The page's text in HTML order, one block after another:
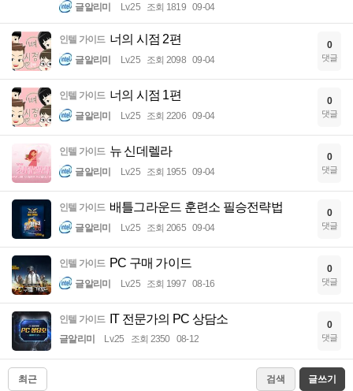
글알리미 Lv.25 조회 1819 09-04
인텔 가이드 너의 시점 2편
글알리미 Lv.25 조회 2098 09-04
0
댓글
인텔 가이드 너의 시점 1편
글알리미 Lv.25 조회 2206 09-04
0
댓글
인텔 가이드 뉴 신데렐라
글알리미 Lv.25 조회 1955 09-04
0
댓글
인텔 가이드 배틀그라운드 훈련소 필승전략법
글알리미 Lv.25 조회 2065 09-04
0
댓글
인텔 가이드 PC 구매 가이드
글알리미 Lv.25 조회 1997 08-16
0
댓글
인텔 가이드 IT 전문가의 PC 상담소
글알리미 Lv.25 조회 2350 08-12
0
댓글
최근 검색 글쓰기